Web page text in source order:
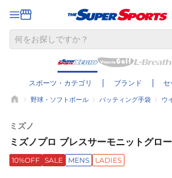
スポーツ・カテゴリ ブランド セ
野球・ソフトボール バッティング手袋 ウ
ミズノ
ミズノプロ ブレスサーモニットグロ
10%OFF SALE MENS LADIES